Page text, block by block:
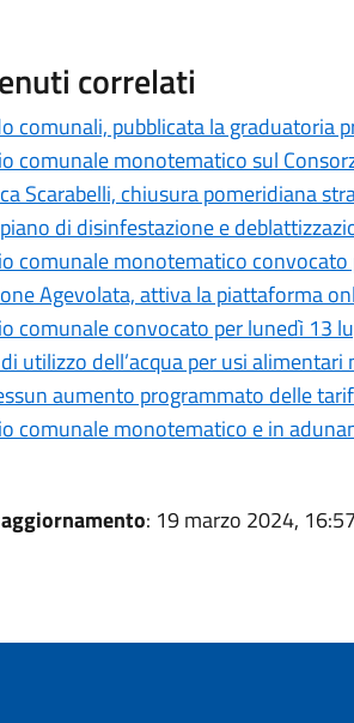
correlati
comunali, pubblicata la
comunale monotematico sul
Scarabelli, chiusura pomeridiana
di disinfestazione e
comunale monotematico
Agevolata, attiva la piattaforma
comunale convocato per lunedì 13
utilizzo dell’acqua per usi alimentari
aumento programmato delle
comunale monotematico e in
: 19 marzo 2024, 16:57